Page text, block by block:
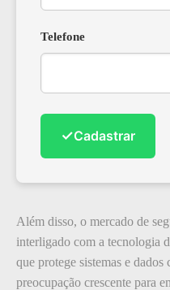
Telefone
✓Cadastrar
Além disso, o mercado de
interligado com a tecnologia
que protege sistemas e
preocupação crescente para